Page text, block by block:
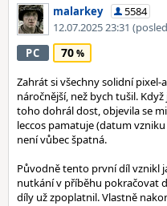
malarkey
5584
12.07.2025 23:31
PC 70
Zahrát si všechny solidní
náročnější, než bych tušil.
toho dohrál dost, objevila se
leccos pamatuje (datum
není vůbec špatná.
Původně tento první díl vznikl
nutkání v příběhu pokračovat
díly už zpoplatnil. Vlastně